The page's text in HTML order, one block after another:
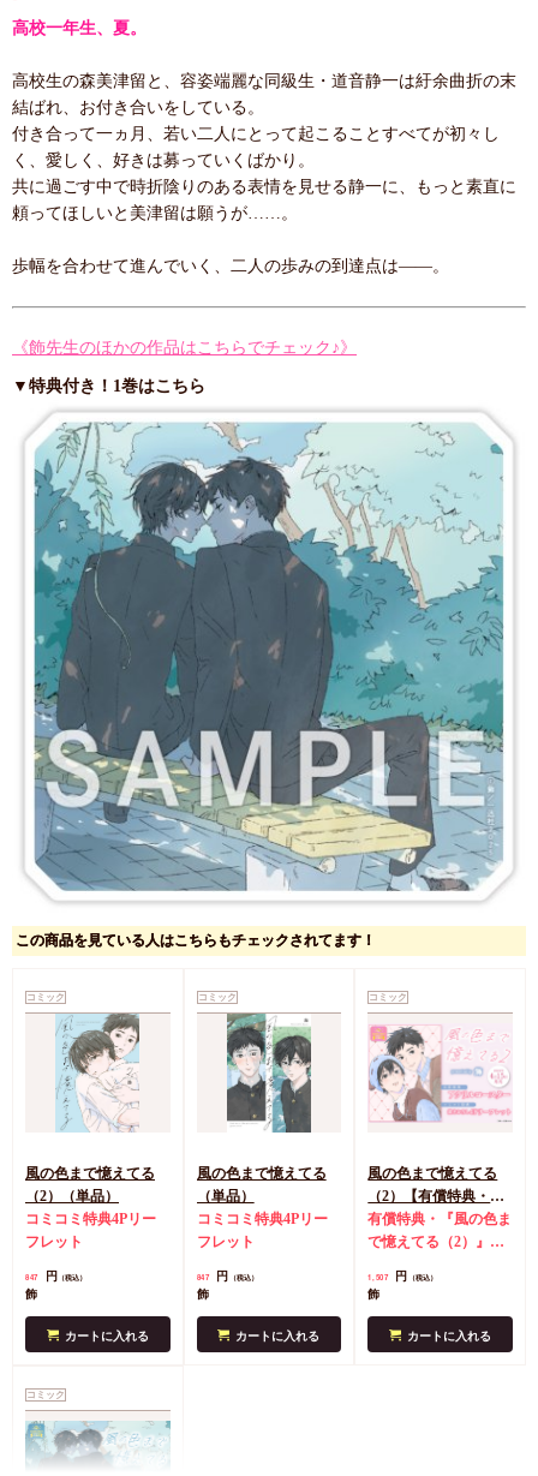
高校一年生、夏。
高校生の森美津留と、容姿端麗な同級生・道音静一は紆余曲折の末
結ばれ、お付き合いをしている。
付き合って一ヵ月、若い二人にとって起こることすべてが初々し
く、愛しく、好きは募っていくばかり。
共に過ごす中で時折陰りのある表情を見せる静一に、もっと素直に
頼ってほしいと美津留は願うが……。
歩幅を合わせて進んでいく、二人の歩みの到達点は――。
《飾先生のほかの作品はこちらでチェック♪》
▼特典付き！1巻はこちら
この商品を見ている人はこちらもチェックされてます！
コミック
風の色まで憶えてる
（2）（単品）
コミコミ特典4Pリー
フレット
847 円 （税込）
飾
カートに入れる
コミック
風の色まで憶えてる
（単品）
コミコミ特典4Pリー
フレット
847 円 （税込）
飾
カートに入れる
コミック
風の色まで憶えてる
（2）【有償特典・ア
クリルコースター】
有償特典・『風の色ま
で憶えてる（2）』ア
ミコミ特典4Pリーフ
1,507 円 （税込）
飾
カートに入れる
コミック